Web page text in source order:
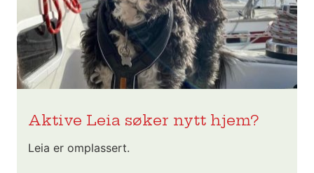
Aktive Leia søker nytt hjem?
Leia er omplassert.